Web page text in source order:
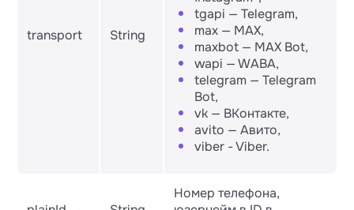
transport String
tgapi — Telegram,
max — MAX,
maxbot — MAX Bot,
wapi — WABA,
telegram — Telegram
Bot,
vk — ВКонтакте,
avito — Авито,
viber - Viber.
Номер телефона,